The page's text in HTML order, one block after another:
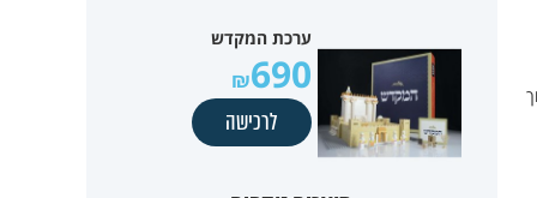
ערכת המקדש
690
לרכישה